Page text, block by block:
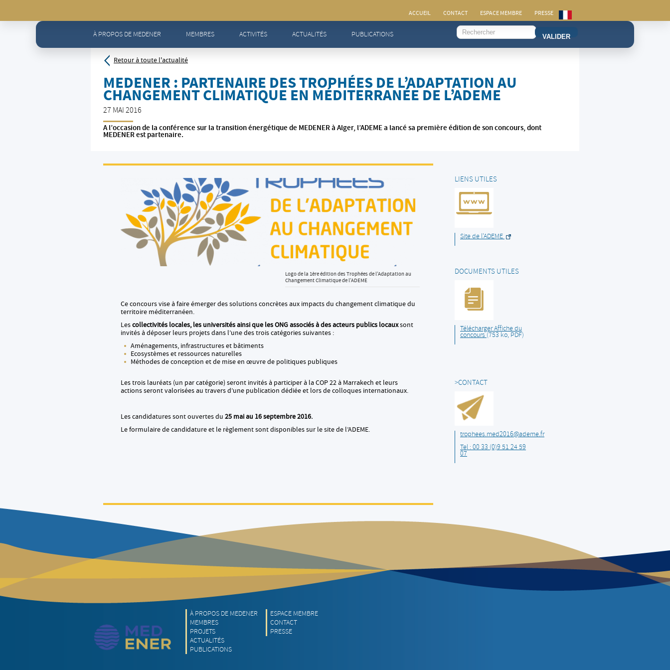
ACCUEIL CONTACT ESPACE MEMBRE PRESSE
À PROPOS DE MEDENER MEMBRES ACTIVITÉS ACTUALITÉS PUBLICATIONS VALIDER
Accueil> Actualités - Toute l'actualité >MEDENER : Partenaire des Trophées de l’Adaptation au changement climatique en Méditerranée de l’ADEME
Retour à toute l'actualité
MEDENER : PARTENAIRE DES TROPHÉES DE L’ADAPTATION AU
CHANGEMENT CLIMATIQUE EN MÉDITERRANÉE DE L’ADEME
27 MAI 2016
A l’occasion de la conférence sur la transition énergétique de MEDENER à Alger, l’ADEME a lancé sa première édition de son concours, dont
MEDENER est partenaire.
Logo de la 1ère édition des Trophées de l’Adaptation au
Changement Climatique de l’ADEME
Ce concours vise à faire émerger des solutions concrètes aux impacts du changement climatique du
territoire méditerranéen.
Lescollectivités locales, les universités ainsi que les ONG associés à des acteurs publics locauxsont
invités à déposer leurs projets dans l’une des trois catégories suivantes :
Aménagements, infrastructures et bâtiments
Ecosystèmes et ressources naturelles
Méthodes de conception et de mise en œuvre de politiques publiques
Les trois lauréats (un par catégorie) seront invités à participer à la COP 22 à Marrakech et leurs
actions seront valorisées au travers d’une publication dédiée et lors de colloques internationaux.
Les candidatures sont ouvertes du 25 mai au 16 septembre 2016.
Le formulaire de candidature et le règlement sont disponibles sur le site de l’ADEME.
LIENS UTILES
Site de l'ADEME
DOCUMENTS UTILES
Télécharger Affiche du
concours(753 ko, PDF)
>CONTACT
trophees.med2016@ademe.fr
Tel : 00 33 (0)9 51 24 59
07
À PROPOS DE MEDENER
MEMBRES
PROJETS
ACTUALITÉS
PUBLICATIONS
ESPACE MEMBRE
CONTACT
PRESSE